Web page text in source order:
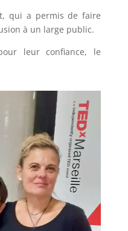
qui a permis de faire
à un large public.
leur confiance, le